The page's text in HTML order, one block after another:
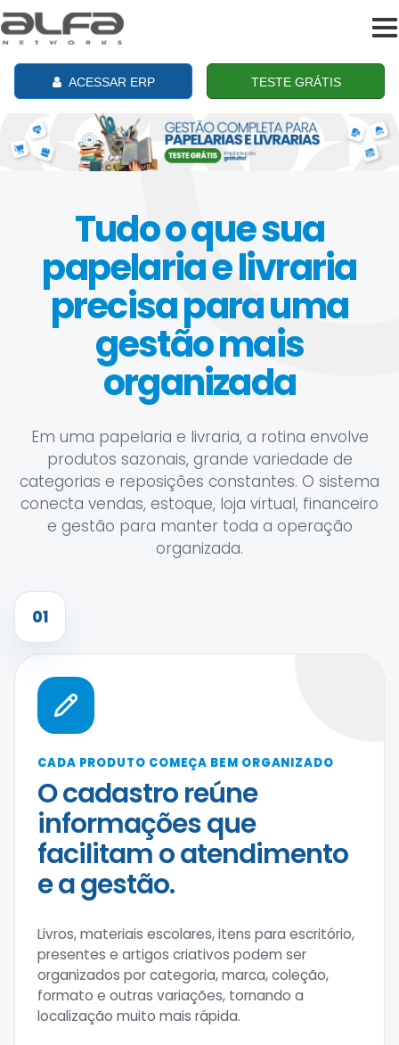
ACESSAR ERP TESTE GRÁTIS
Tudo o que sua
papelaria e livraria
precisa para uma
gestão mais
organizada
Em uma papelaria e livraria, a rotina envolve
produtos sazonais, grande variedade de
categorias e reposições constantes. O sistema
conecta vendas, estoque, loja virtual, financeiro
e gestão para manter toda a operação
organizada.
01
CADA PRODUTO COMEÇA BEM ORGANIZADO
O cadastro reúne
informações que
facilitam o atendimento
e a gestão.
Livros, materiais escolares, itens para escritório,
presentes e artigos criativos podem ser
organizados por categoria, marca, coleção,
formato e outras variações, tornando a
localização muito mais rápida.